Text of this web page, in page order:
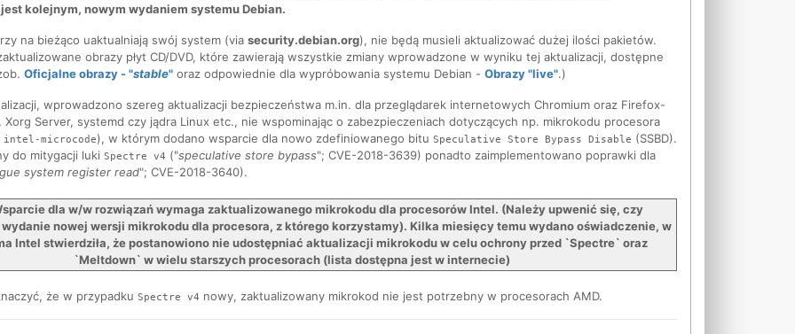
kolejnym, nowym wydaniem systemu Debian.
na bieżąco uaktualniają swój system (via security.debian.org), nie będą musieli aktualizować dużej ilości pakietów.
obrazy płyt CD/DVD, które zawierają wszystkie zmiany wprowadzone w wyniku tej aktualizacji, dostępne
Oficjalne obrazy - "stable" oraz odpowiednie dla wypróbowania systemu Debian - Obrazy "live".)
wprowadzono szereg aktualizacji bezpieczeństwa m.in. dla przeglądarek internetowych Chromium oraz Firefox-
Xorg Server, systemd czy jądra Linux etc., nie wspominając o zabezpieczeniach dotyczących np. mikrokodu procesora
intel-microcode), w którym dodano wsparcie dla nowo zdefiniowanego bitu Speculative Store Bypass Disable (SSBD).
do mitygacji luki Spectre v4 ("speculative store bypass"; CVE-2018-3639) ponadto zaimplementowano poprawki dla
system register read"; CVE-2018-3640).
dla w/w rozwiązań wymaga zaktualizowanego mikrokodu dla procesorów Intel. (Należy upwenić się, czy
nowej wersji mikrokodu dla procesora, z którego korzystamy). Kilka miesięcy temu wydano oświadczenie, w
Intel stwierdziła, że postanowiono nie udostępniać aktualizacji mikrokodu w celu ochrony przed `Spectre` oraz
`Meltdown` w wielu starszych procesorach (lista dostępna jest w internecie)
że w przypadku Spectre v4 nowy, zaktualizowany mikrokod nie jest potrzebny w procesorach AMD.